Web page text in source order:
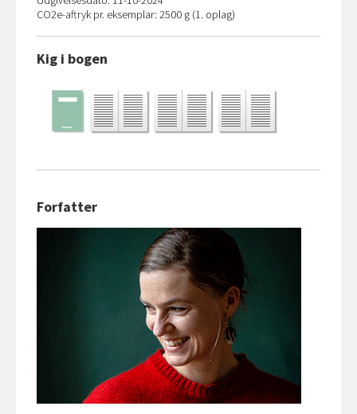
CO2e-aftryk pr. eksemplar: 2500 g (1. oplag)
Kig i bogen
Forfatter